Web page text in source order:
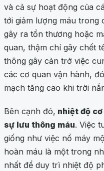
và cả sự hoạt động của
tới giảm lượng máu trong
gây ra tổn thương hoặc
quan, thậm chí gây chết
thông gây cản trở việc
các cơ quan vận hành,
mạch tăng cao khi trời
Bên cạnh đó, nhiệt độ
sự lưu thông máu. Việc
giống như việc nổ máy
hoàn máu là một trong
nhất để duy trì nhiệt độ